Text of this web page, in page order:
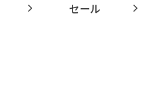
セール